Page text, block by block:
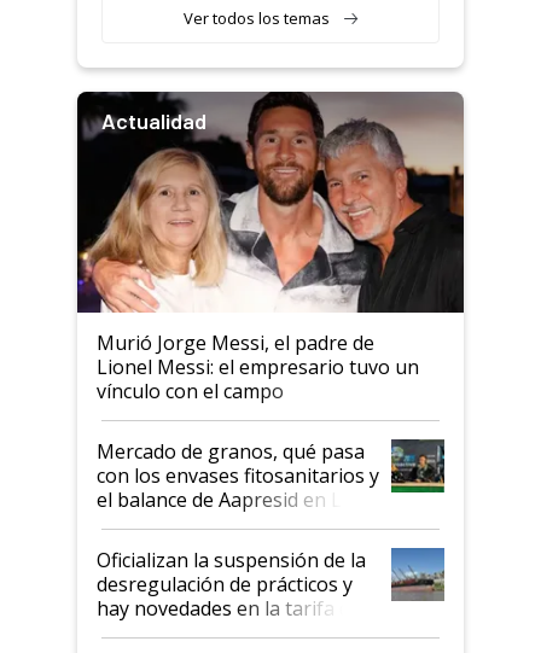
Ver todos los temas
Actualidad
Murió Jorge Messi, el padre de
Lionel Messi: el empresario tuvo un
vínculo con el campo
Mercado de granos, qué pasa
con los envases fitosanitarios y
el balance de Aapresid en La
Posta
Oficializan la suspensión de la
desregulación de prácticos y
hay novedades en la tarifa de
la hidrovía